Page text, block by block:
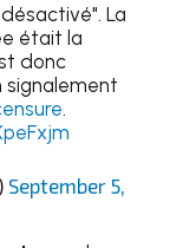
La
était la
donc
signalement
.
September 5,